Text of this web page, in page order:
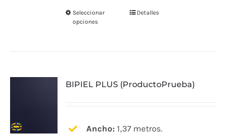
Seleccionar
opciones
Este
Las
pueden
Detalles
BIPIEL PLUS (ProductoPrueba)
Ancho: 1,37 metros.